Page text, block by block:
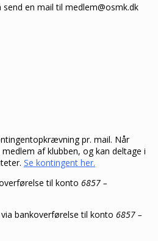
send en mail til medlem@osmk.dk
pr. mail. Når
af klubben, og kan deltage i
Se kontingent her.
til konto 6857 –
bankoverførelse til konto 6857 –